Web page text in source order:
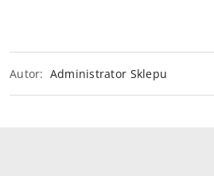
Autor: Administrator Sklepu